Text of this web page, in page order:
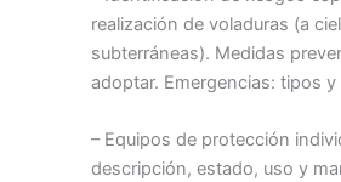
realización de voladuras (a
subterráneas). Medidas
adoptar. Emergencias: tipos
– Equipos de protección
descripción, estado, uso y